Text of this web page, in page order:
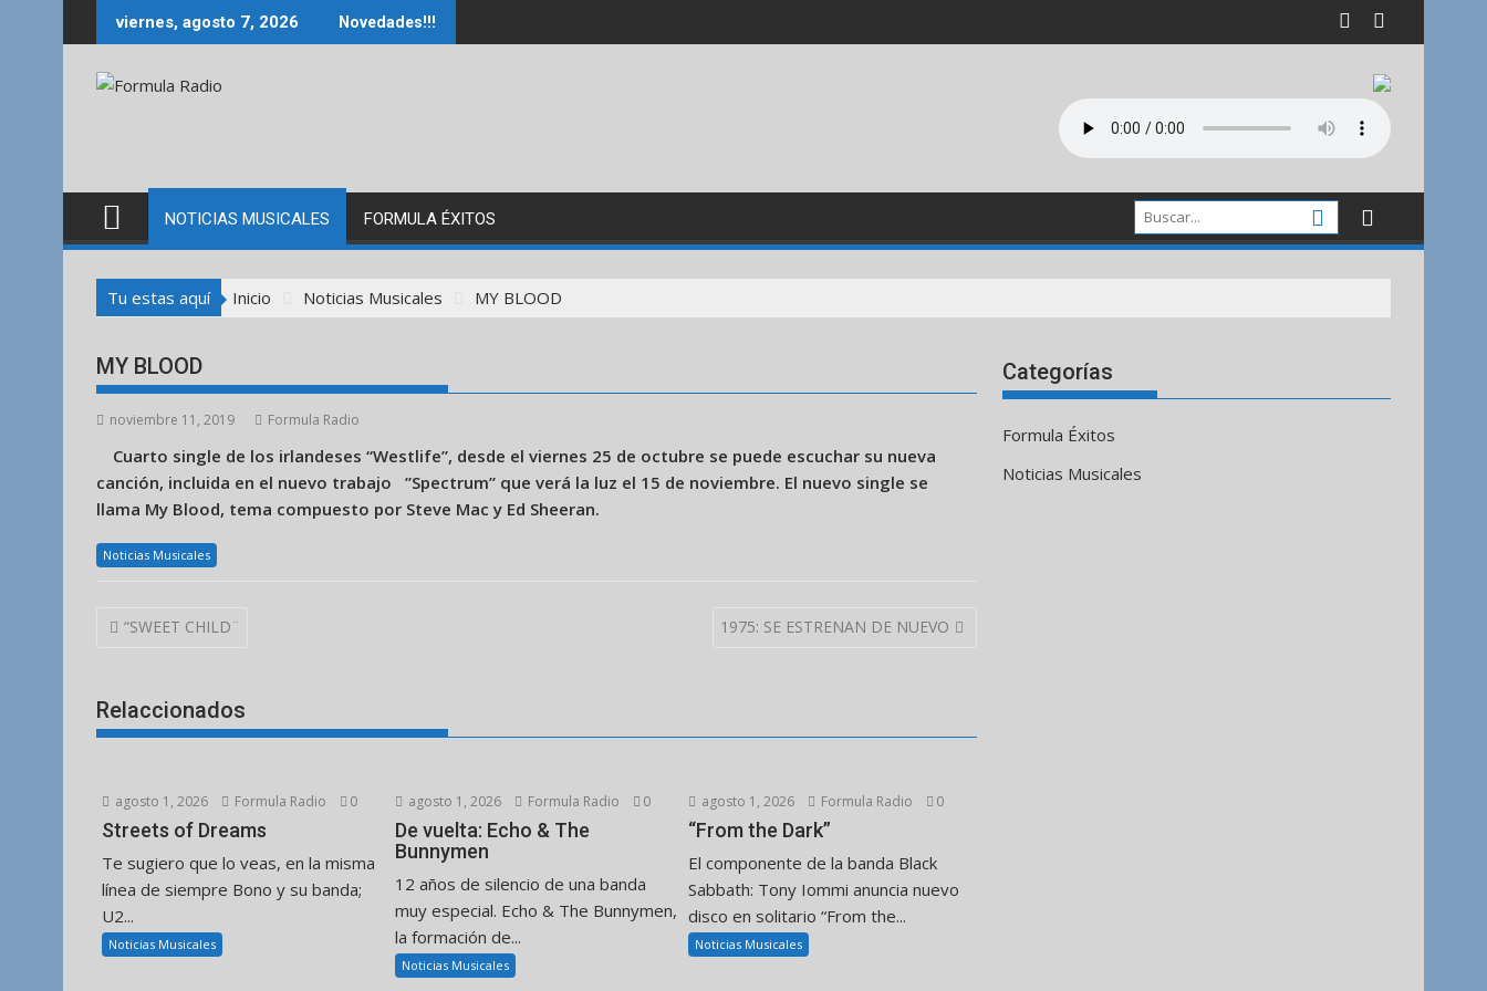
al
viernes, agosto 7, 2026 Novedades!!!
NOTICIAS MUSICALES FORMULA ÉXITOS
Tu estas aquí Inicio Noticias Musicales MY BLOOD
MY BLOOD
noviembre 11, 2019 Formula Radio
Cuarto single de los irlandeses “Westlife”, desde el viernes 25 de octubre se puede escuchar su nueva
canción, incluida en el nuevo trabajo ”Spectrum” que verá la luz el 15 de noviembre. El nuevo single se
llama My Blood, tema compuesto por Steve Mac y Ed Sheeran.
Noticias Musicales
Navegación
“SWEET CHILD¨ 1975: SE ESTRENAN DE NUEVO
Relaccionados
agosto 1, 2026 Formula Radio 0
Streets of Dreams
Te sugiero que lo veas, en la misma
línea de siempre Bono y su banda;
U2...
Noticias Musicales
agosto 1, 2026 Formula Radio 0
De vuelta: Echo & The
Bunnymen
12 años de silencio de una banda
muy especial. Echo & The Bunnymen,
la formación de...
Noticias Musicales
agosto 1, 2026 Formula Radio 0
“From the Dark”
El componente de la banda Black
Sabbath: Tony Iommi anuncia nuevo
disco en solitario “From the...
Noticias Musicales
Categorías
Formula Éxitos
Noticias Musicales